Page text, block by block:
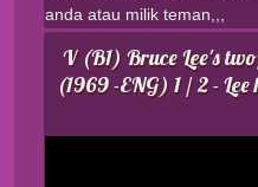
anda atau milik teman,,,
V (B1) Bruce Lee's
(1969 -ENG) 1 / 2 -